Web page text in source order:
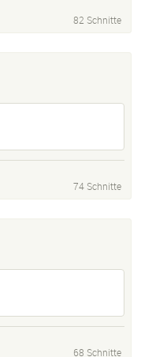
82 Schnitte
74 Schnitte
68 Schnitte